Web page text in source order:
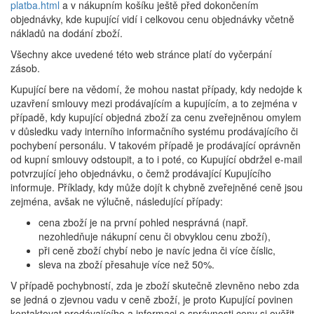
platba.html a v nákupním košíku ještě před dokončením
objednávky, kde kupující vidí i celkovou cenu objednávky včetně
nákladů na dodání zboží.
Všechny akce uvedené této web stránce platí do vyčerpání
zásob.
Kupující bere na vědomí, že mohou nastat případy, kdy nedojde k
uzavření smlouvy mezi prodávajícím a kupujícím, a to zejména v
případě, kdy kupující objedná zboží za cenu zveřejněnou omylem
v důsledku vady interního informačního systému prodávajícího či
pochybení personálu. V takovém případě je prodávající oprávněn
od kupní smlouvy odstoupit, a to i poté, co Kupující obdržel e-mail
potvrzující jeho objednávku, o čemž prodávající Kupujícího
informuje. Příklady, kdy může dojít k chybně zveřejněné ceně jsou
zejména, avšak ne výlučně, následující případy:
cena zboží je na první pohled nesprávná (např.
nezohledňuje nákupní cenu či obvyklou cenu zboží),
při ceně zboží chybí nebo je navíc jedna či více číslic,
sleva na zboží přesahuje více než 50%.
V případě pochybností, zda je zboží skutečně zlevněno nebo zda
se jedná o zjevnou vadu v ceně zboží, je proto Kupující povinen